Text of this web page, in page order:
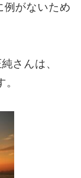
例がないため
さんは、